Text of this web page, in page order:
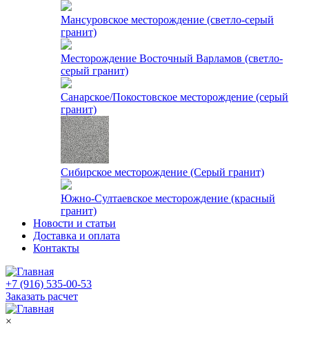
Мансуровское месторождение (светло-серый
гранит)
Месторождение Восточный Варламов (светло-
серый гранит)
Санарское/Покостовское месторождение (серый
гранит)
Сибирское месторождение (Серый гранит)
Южно-Султаевское месторождение (красный
гранит)
Новости и статьи
Доставка и оплата
Контакты
+7 (916) 535-00-53
Заказать расчет
×